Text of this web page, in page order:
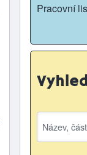
Pracovní